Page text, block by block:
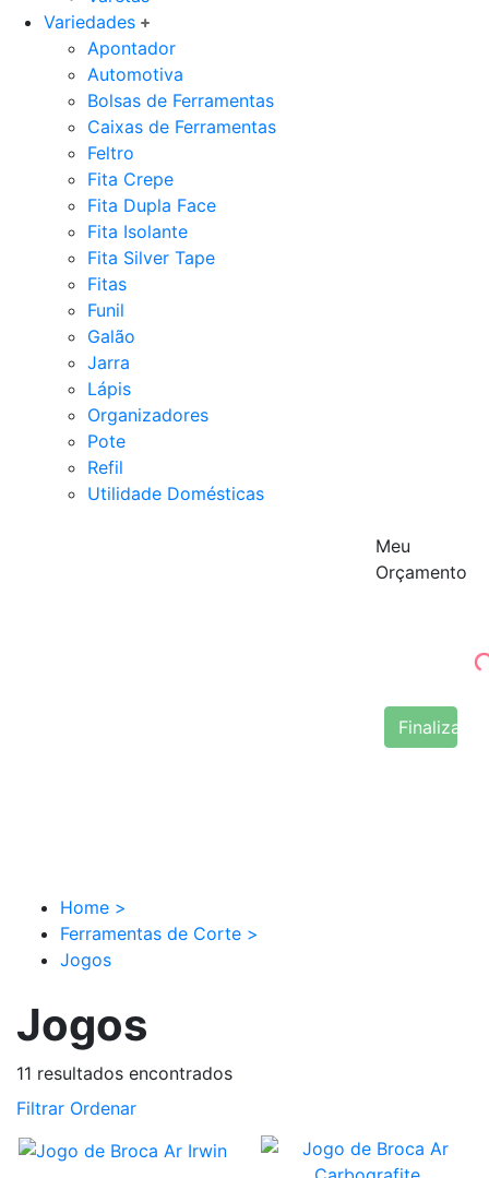
Variedades
Apontador
Automotiva
Bolsas de Ferramentas
Caixas de Ferramentas
Feltro
Fita Crepe
Fita Dupla Face
Fita Isolante
Fita Silver Tape
Fitas
Funil
Galão
Jarra
Lápis
Organizadores
Pote
Refil
Utilidade Domésticas
Meu
Orçamento
Finalizar
Home >
Ferramentas de Corte >
Jogos
Jogos
11 resultados encontrados
Filtrar Ordenar